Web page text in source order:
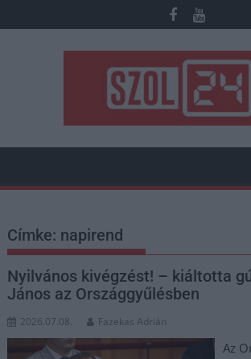
to
Címke: napirend
Nyilvános kivégzést! – kiáltotta
János az Országgyűlésben
2026.07.08. Fazekas Adrián
Az